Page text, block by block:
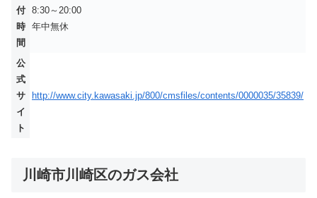
付
時
間
8:30～20:00
年中無休
公
式
サ
イ
ト
http://www.city.kawasaki.jp/800/cmsfiles/contents/0000035/35839/
川崎市川崎区のガス会社